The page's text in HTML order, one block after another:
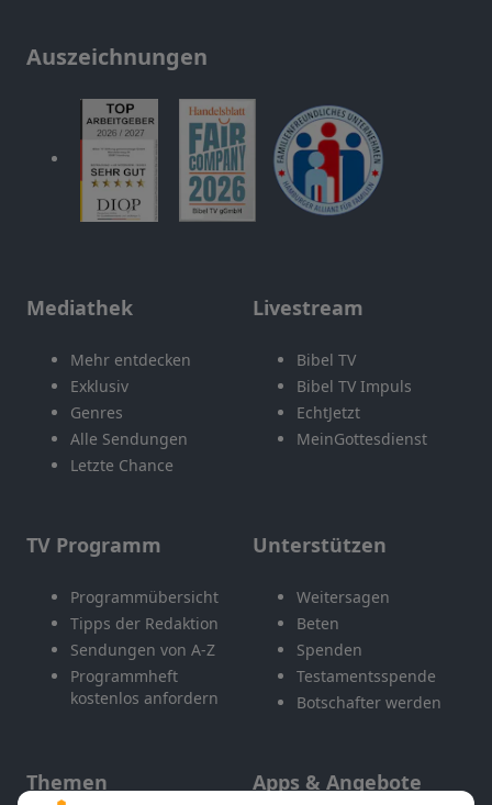
Auszeichnungen
Mediathek
Mehr entdecken
Exklusiv
Genres
Alle Sendungen
Letzte Chance
Livestream
Bibel TV
Bibel TV Impuls
EchtJetzt
MeinGottesdienst
TV Programm
Programmübersicht
Tipps der Redaktion
Sendungen von A-Z
Programmheft
kostenlos anfordern
Unterstützen
Weitersagen
Beten
Spenden
Testamentsspende
Botschafter werden
Themen Apps & Angebote